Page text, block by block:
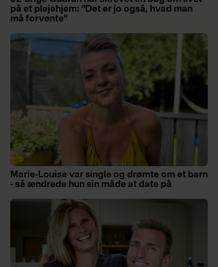
på et plejehjem: ”Det er jo også, hvad man
må forvente”
Marie-Louise var single og drømte om et barn
- så ændrede hun sin måde at date på